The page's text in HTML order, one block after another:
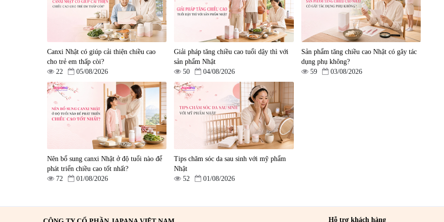
Viên uống hỗ trợ giấc ngủ
Fujina Sleepy Nhật Bản 80
13.760
580.000 đ
Viên uống phòng ngừa &
hỗ trợ điều trị đột quỵ
|0
1.570.000 đ
Canxi Nhật có giúp cải thiện chiều cao
cho trẻ em thấp còi?
22
05/08/2026
Giải pháp tăng chiều cao tuổi dậy thì với
sản phẩm Nhật
50
04/08/2026
Sản phẩm tăng chiều cao Nhật có gây tác
dụng phụ không?
59
03/08/2026
Nên bổ sung canxi Nhật ở độ tuổi nào để
phát triển chiều cao tốt nhất?
72
01/08/2026
Tips chăm sóc da sau sinh với mỹ phẩm
Nhật
52
01/08/2026
Hỗ trợ khách hàng